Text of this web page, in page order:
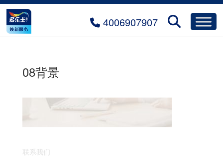
4006907907
08背景
联系我们